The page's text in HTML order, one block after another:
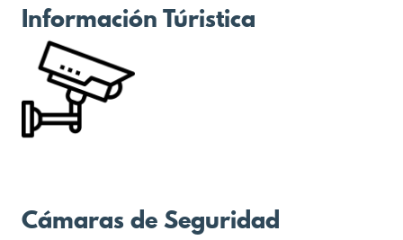
Información Túristica
Cámaras de Seguridad